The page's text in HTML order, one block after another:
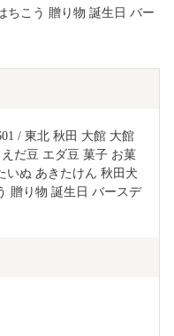
ちこう 贈り物 誕生日 バー
/ 東北 秋田 大館 大館
だ豆 エダ豆 菓子 お菓
いぬ あきたけん 秋田犬
贈り物 誕生日 バースデ